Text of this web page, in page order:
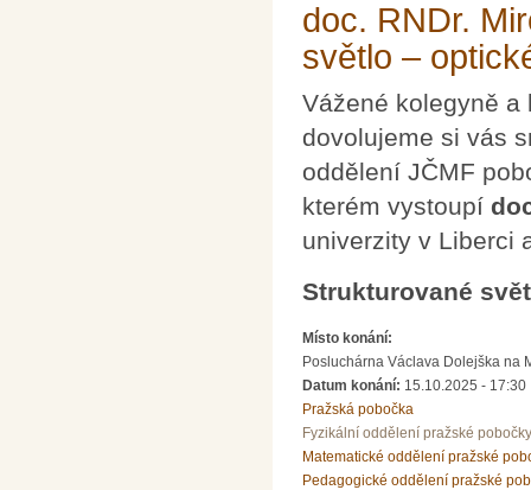
doc. RNDr.
světlo –
Vážené kolegyně a
dovolujeme si vás
oddělení JČMF
kterém vystoupí
univerzity v Liberci
Strukturované
Místo konání:
Posluchárna Václava Dolejška na
Datum konání: 15.10.2025 - 17:30
Pražská pobočka
Fyzikální oddělení pražské pobočky
Matematické oddělení pražské
Pedagogické oddělení pražské